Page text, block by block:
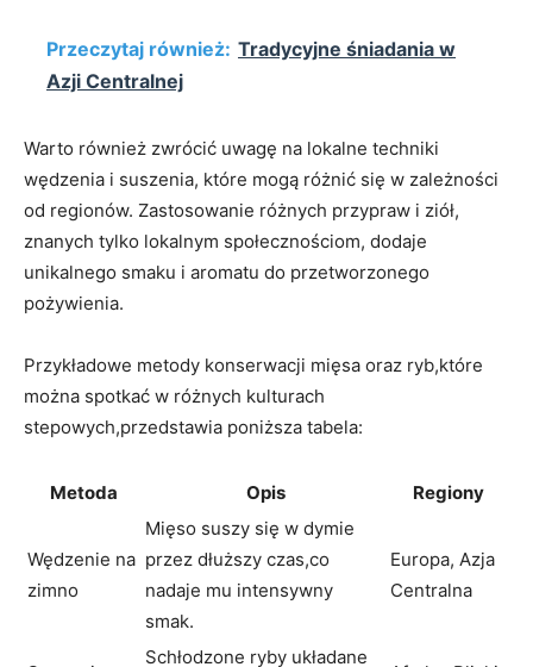
Przeczytaj również: Tradycyjne śniadania w
Azji Centralnej
Warto również zwrócić uwagę na lokalne techniki
‍wędzenia i ​suszenia, które mogą różnić się w ‍zależności
od regionów. Zastosowanie różnych przypraw i ‌ziół,
znanych tylko lokalnym społecznościom, dodaje
⁢unikalnego smaku i aromatu do przetworzonego
pożywienia.
Przykładowe metody konserwacji‌ mięsa‍ oraz ryb,które
można spotkać w⁤ różnych‍ kulturach
‌stepowych,przedstawia poniższa ‍tabela:
Metoda Opis Regiony
Wędzenie na
zimno
Mięso​ suszy się w ⁤dymie‍
przez dłuższy czas,co
nadaje mu intensywny
smak.
Europa, Azja‍
Centralna
Schłodzone ryby układane